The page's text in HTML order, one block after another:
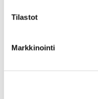
Tilastot
Markkinointi